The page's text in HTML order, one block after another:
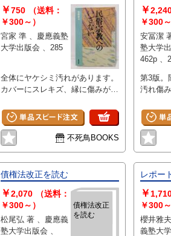
￥750
（送料：
￥300～）
宮家 準 、慶應義塾
大学出版会 、285
全体にヤケシミ汚れがあります。
カバーにスレキズ、縁に傷みがあ
があります。ノドから一部剥がれ
ているページがあります。
不死鳥BOOKS
￥
￥300～
安冨潔 著 、慶
塾大学出
第3版。
汚れ傷
債権法改正を読む
債権法改正
を読む
￥2,070
（送料：
￥300～）
松尾弘 著 、慶應義
塾大学出版会 、
レポー
￥
￥300～
櫻井雅夫 著
義塾大学